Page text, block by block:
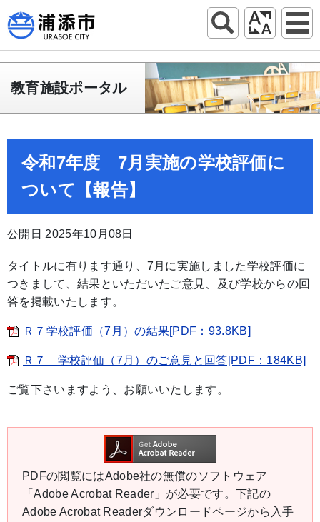
教育施設ポータル
令和7年度 7月実施の学校評価に
ついて【報告】
公開日 2025年10月08日
タイトルに有ります通り、7月に実施しました学校評価に
つきまして、結果といただいたご意見、及び学校からの回
答を掲載いたします。
Ｒ７学校評価（7月）の結果[PDF：93.8KB]
Ｒ７ 学校評価（7月）のご意見と回答[PDF：184KB]
ご覧下さいますよう、お願いいたします。
PDFの閲覧にはAdobe社の無償のソフトウェア
「Adobe Acrobat Reader」が必要です。下記の
Adobe Acrobat Readerダウンロードページから入手